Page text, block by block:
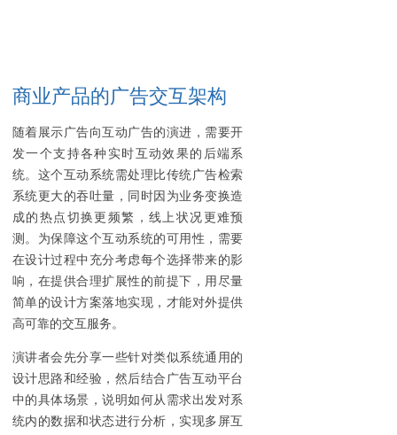
商业产品的广告交互架构
随着展示广告向互动广告的演进，需要开
发一个支持各种实时互动效果的后端系
统。这个互动系统需处理比传统广告检索
系统更大的吞吐量，同时因为业务变换造
成的热点切换更频繁，线上状况更难预
测。为保障这个互动系统的可用性，需要
在设计过程中充分考虑每个选择带来的影
响，在提供合理扩展性的前提下，用尽量
简单的设计方案落地实现，才能对外提供
高可靠的交互服务。
演讲者会先分享一些针对类似系统通用的
设计思路和经验，然后结合广告互动平台
中的具体场景，说明如何从需求出发对系
统内的数据和状态进行分析，实现多屏互